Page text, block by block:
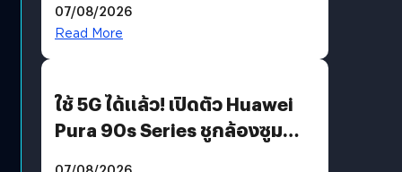
บริโภคและ B2B
07/08/2026
Read More
ใช้ 5G ได้แล้ว! เปิดตัว Huawei
Pura 90s Series ชูกล้องซูม